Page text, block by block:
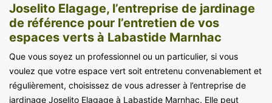
Joselito Elagage, l’entreprise de jardinage
de référence pour l’entretien de vos
espaces verts à Labastide Marnhac
Que vous soyez un professionnel ou un particulier, si vous
voulez que votre espace vert soit entretenu convenablement et
régulièrement, choisissez de vous adresser à l’entreprise de
jardinage Joselito Elagage à Labastide Marnhac. Elle peut